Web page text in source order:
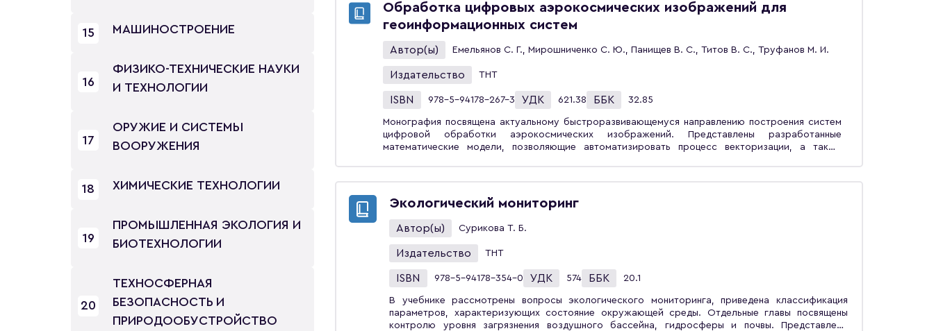
15 МАШИНОСТРОЕНИЕ
16
ФИЗИКО-ТЕХНИЧЕСКИЕ НАУКИ
И ТЕХНОЛОГИИ
17
ОРУЖИЕ И СИСТЕМЫ
ВООРУЖЕНИЯ
18 ХИМИЧЕСКИЕ ТЕХНОЛОГИИ
19
ПРОМЫШЛЕННАЯ ЭКОЛОГИЯ И
БИОТЕХНОЛОГИИ
20
ТЕХНОСФЕРНАЯ
БЕЗОПАСНОСТЬ И
ПРИРОДООБУСТРОЙСТВО
Обработка цифровых аэрокосмических изображений для
геоинформационных систем
Автор(ы) Емельянов С. Г., Мирошниченко С. Ю., Панищев В. С., Титов В. С., Труфанов М. И.
Издательство ТНТ
ISBN 978-5-94178-267-3 УДК 621.38 ББК 32.85
Монография посвящена актуальному быстроразвивающемуся направлению построения систем
цифровой обработки аэрокосмических изображений. Представлены разработанные
математические модели, позволяющие автоматизировать процесс векторизации, а также
занимающихся обработкой аэрокосмических изображений и разработкой геоинформационных
систем различного назначения.
Экологический мониторинг
Автор(ы) Сурикова Т. Б.
Издательство ТНТ
ISBN 978-5-94178-354-0 УДК 574 ББК 20.1
В учебнике рассмотрены вопросы экологического мониторинга, приведена классификация
параметров, характеризующих состояние окружающей среды. Отдельные главы посвящены
контролю уровня загрязнения воздушного бассейна, гидросферы и почвы. Представлены